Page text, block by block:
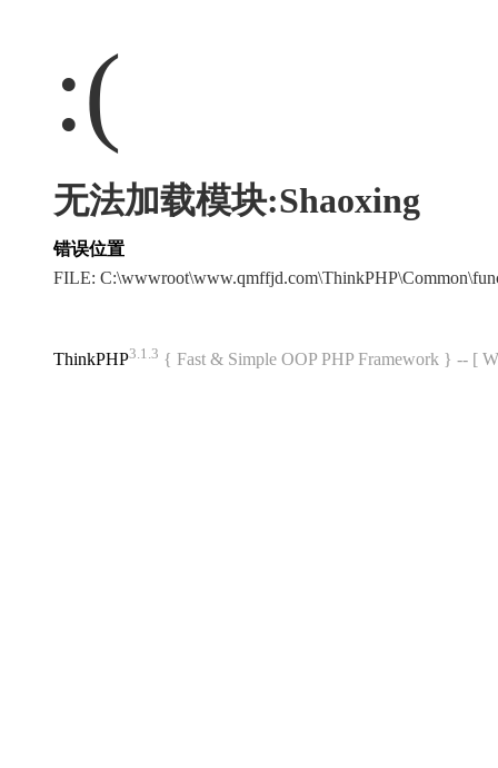
:(
无法加载模块:Shaoxing
错误位置
FILE:
ThinkPHP3.1.3 { Fast & Simple OOP PHP Framework } -- [